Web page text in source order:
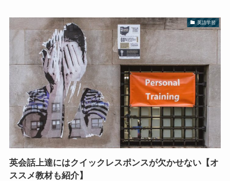
英語学習
英会話上達にはクイックレスポンスが欠かせない【オ
ススメ教材も紹介】